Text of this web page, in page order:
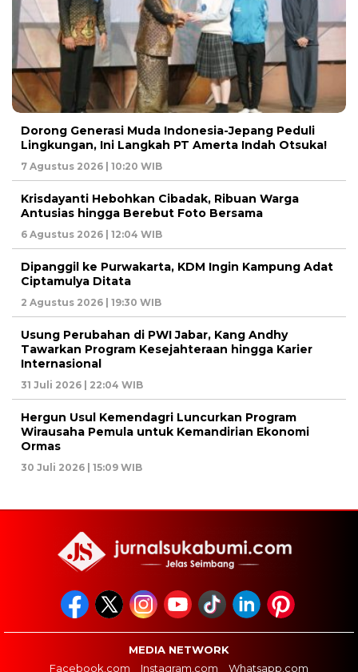
Dorong Generasi Muda Indonesia-Jepang Peduli
Lingkungan, Ini Langkah PT Amerta Indah Otsuka!
7 Agustus 2026 | 10:20 WIB
Krisdayanti Hebohkan Cibadak, Ribuan Warga
Antusias hingga Berebut Foto Bersama
6 Agustus 2026 | 12:04 WIB
Dipanggil ke Purwakarta, KDM Ingin Kampung Adat
Ciptamulya Ditata
2 Agustus 2026 | 19:30 WIB
Usung Perubahan di PWI Jabar, Kang Andhy
Tawarkan Program Kesejahteraan hingga Karier
Internasional
31 Juli 2026 | 22:04 WIB
Hergun Usul Kemendagri Luncurkan Program
Wirausaha Pemula untuk Kemandirian Ekonomi
Ormas
30 Juli 2026 | 15:09 WIB
MEDIA NETWORK
Facebook.com
Instagram.com Whatsapp.com